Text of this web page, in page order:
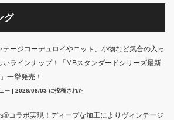
グ
テージコーデュロイやニット、小物など気合の入っ
いラインナップ！「MBスタンダードシリーズ最新
一挙発売！
ー | 2026/08/03 に投稿された
コラボ実現！ディープな加工によりヴィンテージ